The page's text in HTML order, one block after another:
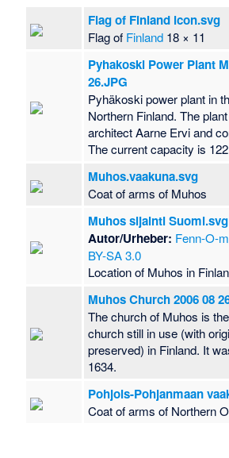
Flag of Finland icon.svg
Flag of Finland 18 × 11
Pyhakoski Power Plant
26.JPG
Pyhäkoski power plant in
Northern Finland. The
architect Aarne Ervi and
The current capacity is
Muhos.vaakuna.svg
Coat of arms of Muhos
Muhos sijainti Suomi.svg
Autor/Urheber: Fenn-O-
BY-SA 3.0
Location of Muhos in
Muhos Church 2006 08
The church of Muhos is
church still in use (with
preserved) in Finland. It
1634.
Pohjois-Pohjanmaan
Coat of arms of Northern